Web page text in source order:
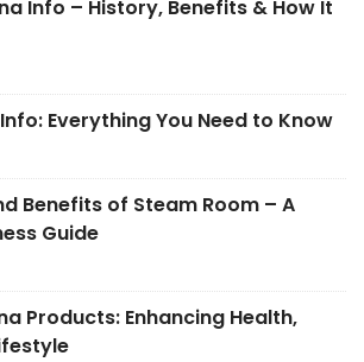
Info – History, Benefits & How It
Everything You Need to Know
Benefits of Steam Room – A
Guide
Products: Enhancing Health,